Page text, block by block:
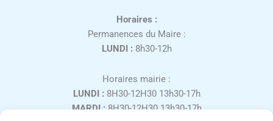
Horaires :
Permanences du Maire :
LUNDI : 8h30-12h
Horaires mairie :
LUNDI : 8H30-12H30 13h30-17h
MARDI :8H30-12H30 13h30-17h